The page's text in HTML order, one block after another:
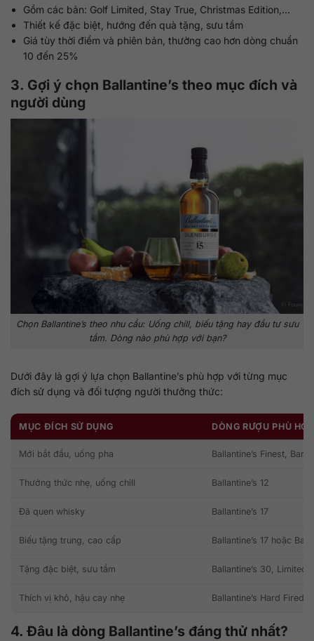
Gồm các bản: Golf Limited, Stay True, Christmas Edition,…
Thiết kế đặc biệt, hướng đến quà tặng, sưu tầm
Giá tùy thời điểm và phiên bản, thường cao hơn dòng chuẩn
10 đến 25%
3. Gợi ý chọn Ballantine’s theo mục đích và
người dùng
Chọn Ballantine’s theo nhu cầu: Uống chill, biếu tặng hay đầu tư sưu
tầm. Dòng nào phù hợp với bạn?
Dưới đây là gợi ý lựa chọn Ballantine’s phù hợp với từng mục
đích sử dụng và đối tượng người thưởng thức:
MỤC ĐÍCH SỬ DỤNG DÒNG RƯỢU PHÙ HỢP
Mới bắt đầu, uống pha Ballantine’s Finest,
Thưởng thức nhẹ, uống chill Ballantine’s 12
Đã quen whisky Ballantine’s 17
Biếu tặng trung, cao cấp Ballantine’s 17 hoặc
Tặng đặc biệt, sưu tầm Ballantine’s 30, Limited
Thích vị khô, hậu cay nhẹ Ballantine’s Hard Fired
4. Đâu là dòng Ballantine’s đáng thử nhất?